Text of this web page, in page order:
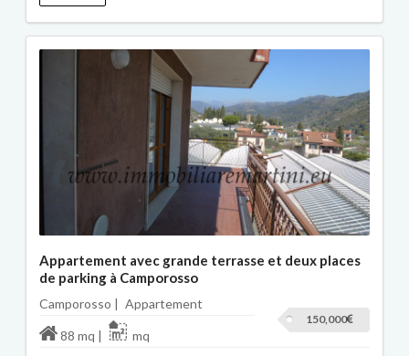
Appartement avec grande terrasse et deux places
de parking à Camporosso
Camporosso | Appartement
150,000
88 mq | mq